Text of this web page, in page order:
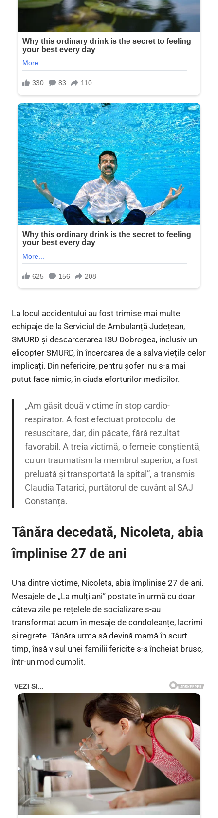
La locul accidentului au fost trimise mai multe
echipaje de la Serviciul de Ambulanță Județean,
SMURD și descarcerarea ISU Dobrogea, inclusiv un
elicopter SMURD, în încercarea de a salva viețile celor
implicați. Din nefericire, pentru șoferi nu s-a mai
putut face nimic, în ciuda eforturilor medicilor.
„Am găsit două victime în stop cardio-
respirator. A fost efectuat protocolul de
resuscitare, dar, din păcate, fără rezultat
favorabil. A treia victimă, o femeie conștientă,
cu un traumatism la membrul superior, a fost
preluată și transportată la spital”, a transmis
Claudia Tatarici, purtătorul de cuvânt al SAJ
Constanța.
Tânăra decedată, Nicoleta, abia
împlinise 27 de ani
Una dintre victime, Nicoleta, abia împlinise 27 de ani.
Mesajele de „La mulți ani” postate în urmă cu doar
câteva zile pe rețelele de socializare s-au
transformat acum în mesaje de condoleanțe, lacrimi
și regrete. Tânăra urma să devină mamă în scurt
timp, însă visul unei familii fericite s-a încheiat brusc,
într-un mod cumplit.